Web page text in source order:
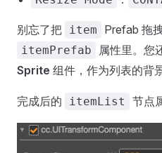
别忘了把 item Prefab 拖
itemPrefab
属性里。您
Sprite 组件，作为列表的背景
完成后的 itemList 节点